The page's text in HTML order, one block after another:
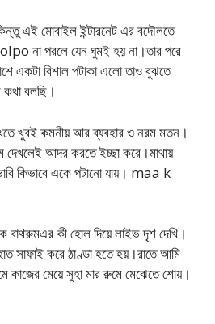
এই মোবাইল ইন্টারনেট এর বদৌলতে
না পরলে যেন ঘুমই হয় না।তার পরে
একটা বিশাল পটাকা এলো তাও বুঝতে
কথা বলছি।
খুবই কমনীয় আর ব্যবহার ও নরম মতন।
দেখলেই আদর করতে ইচ্ছা করে।মাথায়
কিভাবে একে পটানো যায়। maa k
বাথরুমএর কী হোল দিয়ে লাইভ দৃশ দেখি।
সাফাই করে ঠাণ্ডা হতে হয়।রাতে আমি
মেয়ে সুহা মার রুমে মেঝেতে শোয়।